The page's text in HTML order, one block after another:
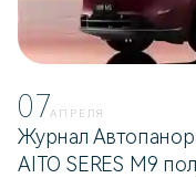
07АПРЕЛЯ
Журнал
AITO SERES M9